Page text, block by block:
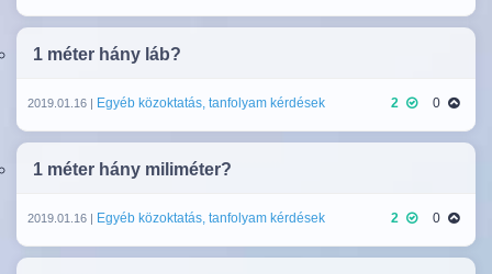
1 méter hány láb?
2019.01.16 | Egyéb közoktatás, tanfolyam kérdések 2 0
1 méter hány miliméter?
2019.01.16 | Egyéb közoktatás, tanfolyam kérdések 2 0